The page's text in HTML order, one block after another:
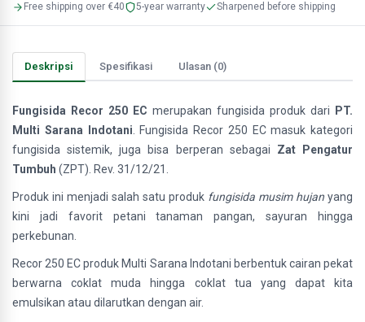
Free shipping over €40 5-year warranty Sharpened before shipping
Deskripsi Spesifikasi Ulasan (0)
Fungisida Recor 250 EC merupakan fungisida produk dari
PT.
Multi Sarana Indotani . Fungisida Recor 250 EC masuk kategori
fungisida sistemik, juga bisa berperan sebagai Zat Pengatur
Tumbuh (ZPT). Rev. 31/12/21.
Produk ini menjadi salah satu produk fungisida musim hujan yang
kini jadi favorit petani tanaman pangan, sayuran hingga
perkebunan.
Recor 250 EC produk Multi Sarana Indotani berbentuk cairan pekat
berwarna coklat muda hingga coklat tua yang dapat kita
emulsikan atau dilarutkan dengan air.